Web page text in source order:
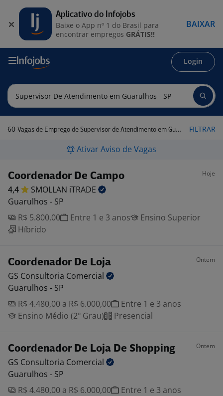
Login
60 Vagas de Emprego de Supervisor de Atendimento em Guarulhos - SP FILTRAR
Ativar Aviso de Vagas
Coordenador De Campo Hoje
4,4 SMOLLAN iTRADE
Guarulhos - SP
R$ 5.800,00
Entre 1 e 3 anos
Ensino Superior
Híbrido
Coordenador De Loja Ontem
GS Consultoria Comercial
Guarulhos - SP
R$ 4.480,00 a R$ 6.000,00
Entre 1 e 3 anos
Ensino Médio (2º Grau)
Presencial
Coordenador De Loja De Shopping Ontem
GS Consultoria Comercial
Guarulhos - SP
R$ 4.480,00 a R$ 6.000,00
Entre 1 e 3 anos
Aplicativo do Infojobs
Baixe o App nº 1 do Brasil para
encontrar empregos GRÁTIS!!
BAIXAR